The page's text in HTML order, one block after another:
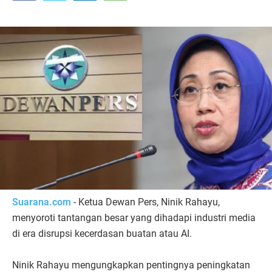
Suarana.com - Ketua Dewan Pers, Ninik Rahayu,
menyoroti tantangan besar yang dihadapi industri media
di era disrupsi kecerdasan buatan atau AI.
Ninik Rahayu mengungkapkan pentingnya peningkatan